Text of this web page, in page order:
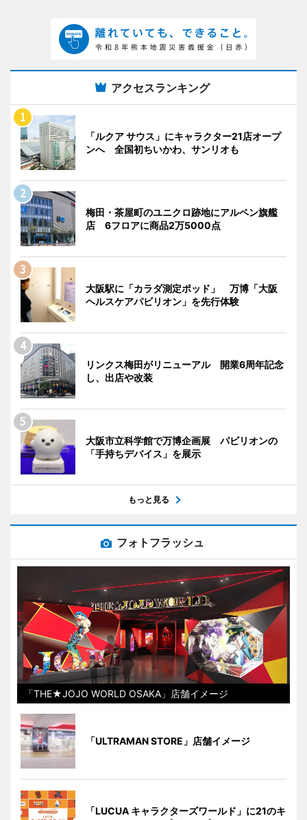
アクセスランキング
「ルクア サウス」にキャラクター21店オープ
ンへ 全国初ちいかわ、サンリオも
梅田・茶屋町のユニクロ跡地にアルペン旗艦
店 6フロアに商品2万5000点
大阪駅に「カラダ測定ポッド」 万博「大阪
ヘルスケアパビリオン」を先行体験
リンクス梅田がリニューアル 開業6周年記念
し、出店や改装
大阪市立科学館で万博企画展 パビリオンの
「手持ちデバイス」を展示
もっと見る
フォトフラッシュ
「THE★JOJO WORLD OSAKA」店舗イメージ
「ULTRAMAN STORE」店舗イメージ
「LUCUA キャラクターズワールド」に21のキ